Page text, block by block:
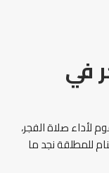
في
لأداء صلاة الفجر،
للمطلقة نجد ما